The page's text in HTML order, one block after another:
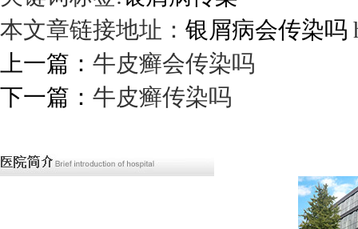
本文章链接地址： 银屑病会传染吗
上一篇： 牛皮癣会传染吗
下一篇： 牛皮癣传染吗